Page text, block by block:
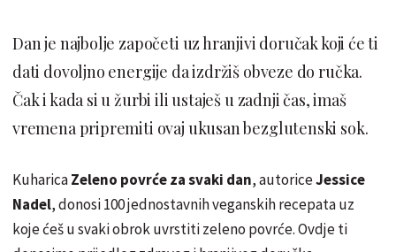
Dan je najbolje započeti uz hranjivi doručak koji će ti
dati dovoljno energije da izdržiš obveze do ručka.
Čak i kada si u žurbi ili ustaješ u zadnji čas, imaš
vremena pripremiti ovaj ukusan bezglutenski sok.
KuharicaZeleno povrće za svaki dan, autoriceJessice
Nadel, donosi 100 jednostavnih veganskih recepata uz
koje ćeš u svaki obrok uvrstiti zeleno povrće. Ovdje ti